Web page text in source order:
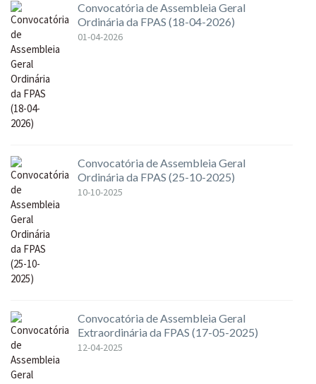
Convocatória de Assembleia Geral
Ordinária da FPAS (18-04-2026)
01-04-2026
Convocatória de Assembleia Geral
Ordinária da FPAS (25-10-2025)
10-10-2025
Convocatória de Assembleia Geral
Extraordinária da FPAS (17-05-2025)
12-04-2025